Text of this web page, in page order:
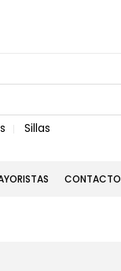
Sillas
CONTACTO